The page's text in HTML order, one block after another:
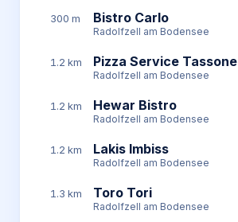
300 m Bistro Carlo
Radolfzell am Bodensee
1.2 km Pizza Service Tassone
Radolfzell am Bodensee
1.2 km Hewar Bistro
Radolfzell am Bodensee
1.2 km Lakis Imbiss
Radolfzell am Bodensee
1.3 km Toro Tori
Radolfzell am Bodensee